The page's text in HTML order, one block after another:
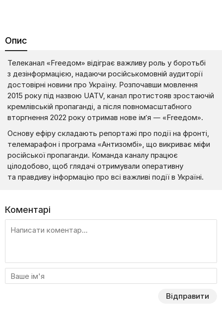
Опис
Телеканал «Frеедом» відіграє важливу роль у боротьбі
з дезінформацією, надаючи російськомовній аудиторії
достовірні новини про Україну. Розпочавши мовлення
2015 року під назвою UATV, канал протистояв зростаючій
кремлівській пропаганді, а після повномасштабного
вторгнення 2022 року отримав нове ім’я — «Frеедом».
Основу ефіру складають репортажі про події на фронті,
телемарафон і програма «Антизомбі», що викриває міфи
російської пропаганди. Команда каналу працює
цілодобово, щоб глядачі отримували оперативну
та правдиву інформацію про всі важливі події в Україні.
Коментарі
Відправити